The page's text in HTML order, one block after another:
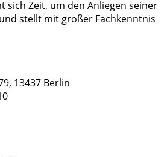
sich Zeit, um den Anliegen seiner
stellt mit großer Fachkenntnis
13437 Berlin